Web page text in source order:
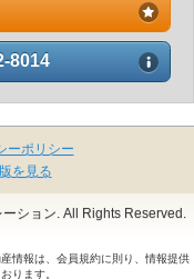
8014
ーポリシー
を見る
ション. All Rights Reserved.
情報は、会員規約に則り、情報提供
ります。